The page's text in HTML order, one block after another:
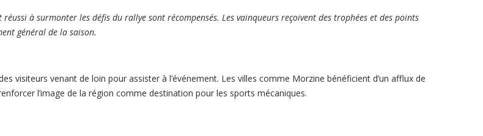
à surmonter les défis du rallye sont récompensés. Les vainqueurs reçoivent des trophées et des points
général de la saison.
visiteurs venant de loin pour assister à l’événement. Les villes comme Morzine bénéficient d’un afflux de
l’image de la région comme destination pour les sports mécaniques.